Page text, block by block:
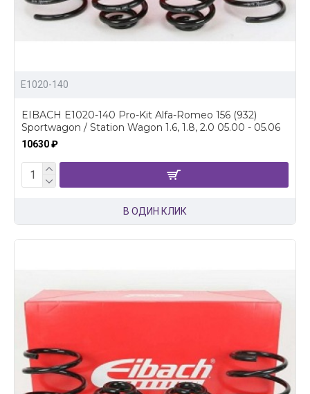
E1020-140
EIBACH E1020-140 Pro-Kit Alfa-Romeo 156 (932)
Sportwagon / Station Wagon 1.6, 1.8, 2.0 05.00 - 05.06
10630 ₽
В ОДИН КЛИК